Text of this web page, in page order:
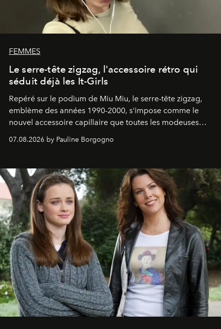
FEMMES
Le serre-tête zigzag, l'accessoire rétro qui
séduit déjà les It-Girls
Repéré sur le podium de Miu Miu, le serre-tête zigzag,
emblème des années 1990-2000, s'impose comme le
nouvel accessoire capillaire que toutes les modeuses
s'arrachent déjà.
07.08.2026 by Pauline Borgogno